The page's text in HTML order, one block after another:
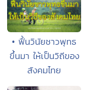
• ฟื้นวินัยชาวพุทธ
ขึ้นมา ให้เป็นวิถีของ
สังคมไทย